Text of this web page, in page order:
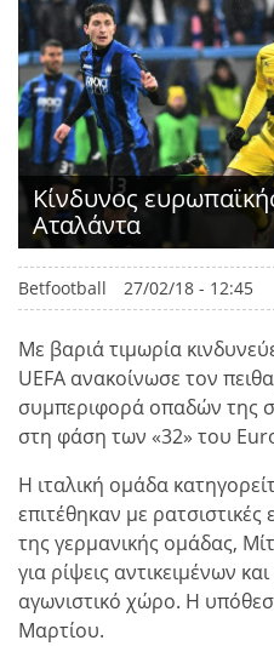
Kίνδυνος
Αταλάντα
Betfootball 27/02/18 - 12:45
Με βαριά τιμωρία
UEFA ανακοίνωσε τον
συμπεριφορά οπαδών της
στη φάση των «32» του
Η ιταλική ομάδα
επιτέθηκαν με ρατσιστικές
της γερμανικής ομάδας,
για ρίψεις αντικειμένων
αγωνιστικό χώρο. Η
Μαρτίου.